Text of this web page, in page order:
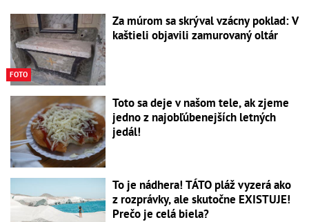
FOTO
Za múrom sa skrýval vzácny poklad: V
kaštieli objavili zamurovaný oltár
Toto sa deje v našom tele, ak zjeme
jedno z najobľúbenejších letných
jedál!
To je nádhera! TÁTO pláž vyzerá ako
z rozprávky, ale skutočne EXISTUJE!
Prečo je celá biela?